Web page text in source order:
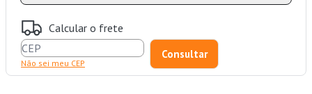
Calcular o frete
Não sei meu CEP